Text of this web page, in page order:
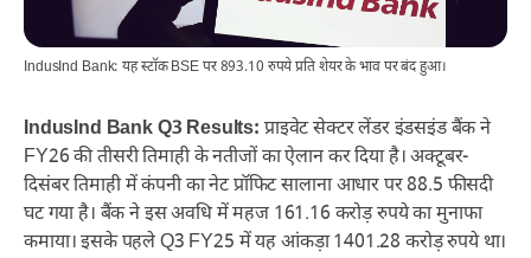
IndusInd Bank: यह स्टॉक BSE पर 893.10 रुपये प्रति शेयर के भाव पर बंद हुआ।
IndusInd Bank Q3 Results: प्राइवेट सेक्टर लेंडर इंडसइंड बैंक ने
FY26 की तीसरी तिमाही के नतीजों का ऐलान कर दिया है। अक्टूबर-
दिसंबर तिमाही में कंपनी का नेट प्रॉफिट सालाना आधार पर 88.5 फीसदी
घट गया है। बैंक ने इस अवधि में महज 161.16 करोड़ रुपये का मुनाफा
कमाया। इसके पहले Q3 FY25 में यह आंकड़ा 1401.28 करोड़ रुपये था।